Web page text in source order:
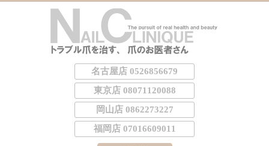
名古屋店 0526856679
東京店 08071120088
岡山店 0862273227
福岡店 07016609011